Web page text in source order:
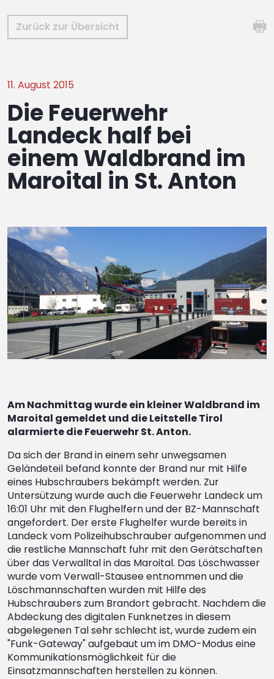
Zurück zur Übersicht
11. August 2015
Die Feuerwehr
Landeck half bei
einem Waldbrand im
Maroital in St. Anton
Am Nachmittag wurde ein kleiner Waldbrand im
Maroital gemeldet und die Leitstelle Tirol
alarmierte die Feuerwehr St. Anton.
Da sich der Brand in einem sehr unwegsamen
Geländeteil befand konnte der Brand nur mit Hilfe
eines Hubschraubers bekämpft werden. Zur
Untersützung wurde auch die Feuerwehr Landeck um
16:01 Uhr mit den Flughelfern und der BZ-Mannschaft
angefordert. Der erste Flughelfer wurde bereits in
Landeck vom Polizeihubschrauber aufgenommen und
die restliche Mannschaft fuhr mit den Gerätschaften
über das Verwalltal in das Maroital. Das Löschwasser
wurde vom Verwall-Stausee entnommen und die
Löschmannschaften wurden mit Hilfe des
Hubschraubers zum Brandort gebracht. Nachdem die
Abdeckung des digitalen Funknetzes in diesem
abgelegenen Tal sehr schlecht ist, wurde zudem ein
"Funk-Gateway" aufgebaut um im DMO-Modus eine
Kommunikationsmöglichkeit für die
Einsatzmannschaften herstellen zu können.